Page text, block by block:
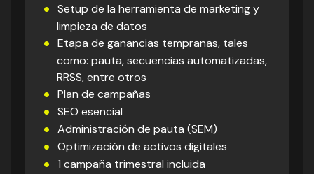
Setup de la herramienta de marketing y
limpieza de datos
Etapa de ganancias tempranas, tales
como: pauta, secuencias automatizadas,
RRSS, entre otros
Plan de campañas
SEO esencial
Administración de pauta (SEM)
Optimización de activos digitales
1 campaña trimestral incluida